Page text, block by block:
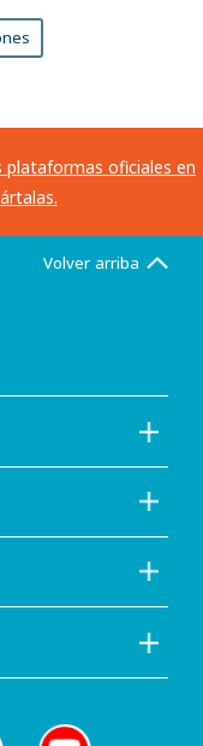
oficiales en
Volver arriba